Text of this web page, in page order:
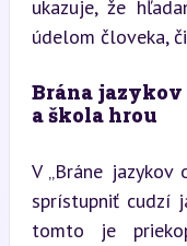
ukazuje, že
údelom človeka,
Brána jazykov
a škola hrou
V „Bráne jazykov
sprístupniť cudzí
tomto je